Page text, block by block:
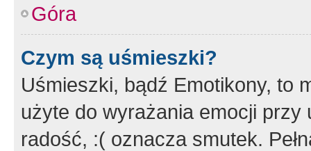
Góra
Czym są uśmieszki?
Uśmieszki, bądź Emotikony, to
użyte do wyrażania emocji
radość, :( oznacza smutek.